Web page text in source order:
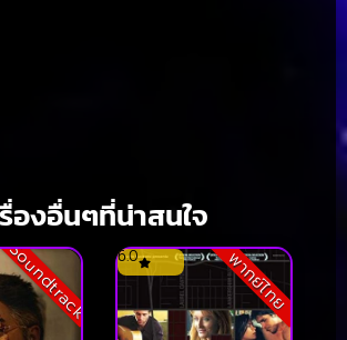
องอื่นๆที่น่าสนใจ
Soundtrack พากย์ไทย
6.0